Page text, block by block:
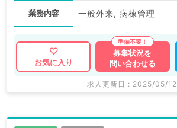
業務内容 一般外来, 病棟管理
お気に入り
募集状況を
問い合わせる
求人更新日 : 2025/05/12